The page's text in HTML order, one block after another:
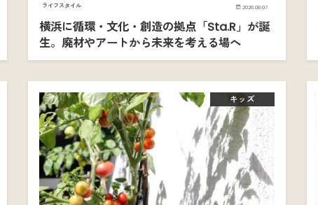
ライフスタイル 2026.08.07
横浜に循環・文化・創造の拠点「Sta.R」が誕
生。廃材やアートから未来を考える場へ
キッズ